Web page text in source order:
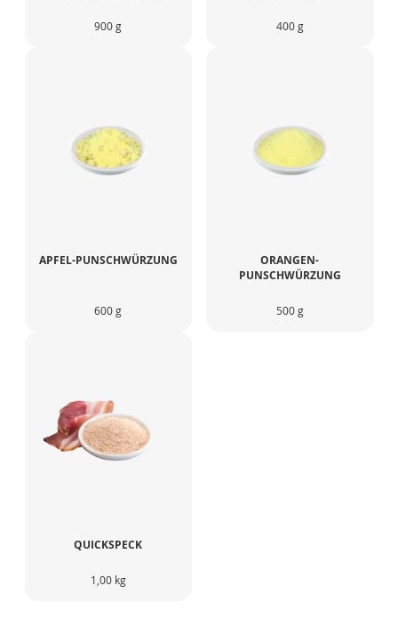
900 g 400 g
APFEL-PUNSCHWÜRZUNG
600 g
ORANGEN-
PUNSCHWÜRZUNG
500 g
QUICKSPECK
1,00 kg